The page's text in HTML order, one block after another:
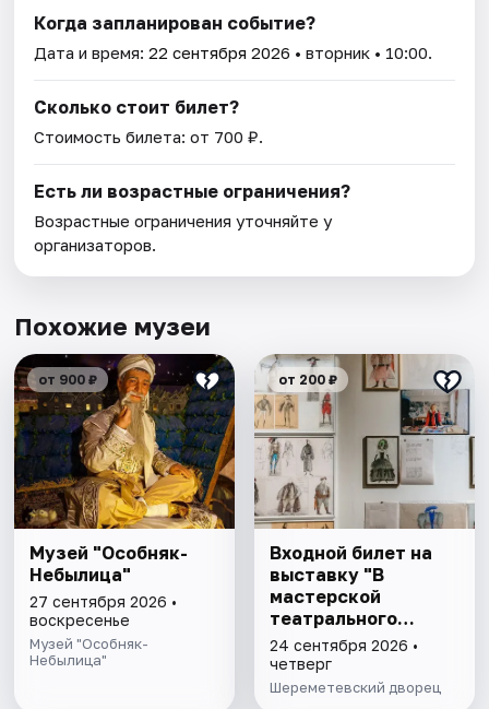
Когда запланирован событие?
Дата и время:22 сентября 2026 • вторник • 10:00.
Сколько стоит билет?
Стоимость билета: от 700 ₽.
Есть ли возрастные ограничения?
Возрастные ограничения уточняйте у
организаторов.
Похожие музеи
от 900 ₽
Музей "Особняк-
Небылица"
27 сентября 2026 •
воскресенье
Музей "Особняк-
Небылица"
от 200 ₽
Входной билет на
выставку "В
мастерской
театрального
художника"
24 сентября 2026 •
четверг
Шереметевский дворец